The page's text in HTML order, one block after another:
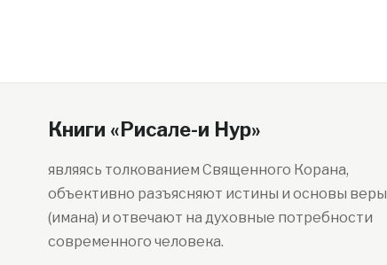
Книги «Рисале-и Нур»
являясь толкованием Священного Корана,
объективно разъясняют истины и основы веры
(имана) и отвечают на духовные потребности
современного человека.